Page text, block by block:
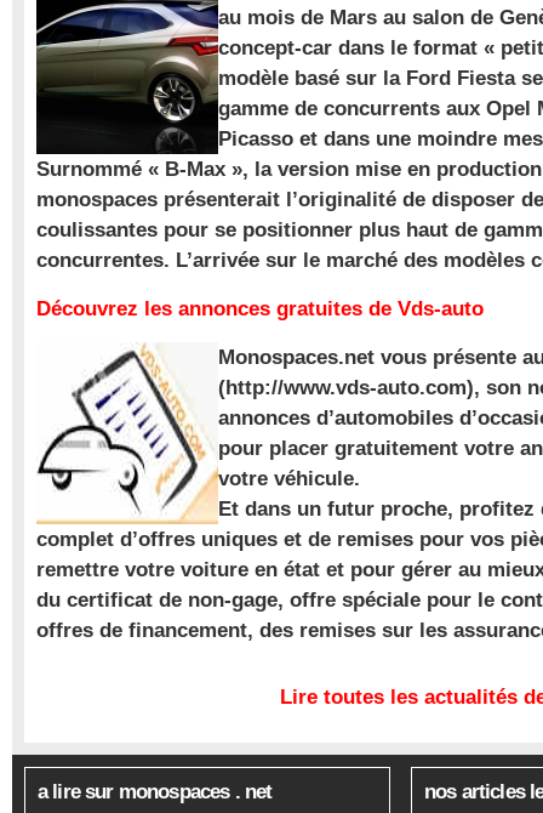
au mois de Mars au salon de
concept-car dans le format «
modèle basé sur la Ford Fiesta
gamme de concurrents aux Opel
Picasso et dans une moindre
Surnommé « B-Max », la version mise en
monospaces présenterait l’originalité de disposer
coulissantes pour se positionner plus haut de
concurrentes. L’arrivée sur le marché des modèles
Découvrez les annonces gratuites de Vds-auto
Monospaces.net vous présente
(http://www.vds-auto.com), son
annonces d’automobiles
pour placer gratuitement votre
votre véhicule.
Et dans un futur proche, profitez
complet d’offres uniques et de remises pour vos
remettre votre voiture en état et pour gérer au
du certificat de non-gage, offre spéciale pour le
offres de financement, des remises sur les
Lire toutes les actualités
a lire sur monospaces . net nos articles